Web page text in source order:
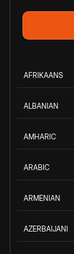
AFRIKAANS
ALBANIAN
AMHARIC
ARABIC
ARMENIAN
AZERBAIJANI